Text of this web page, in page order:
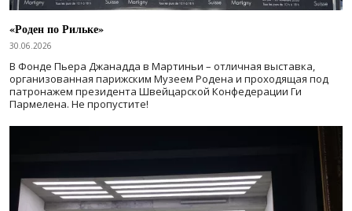
«Роден по Рильке»
30.06.2026
В Фонде Пьера Джанадда в Мартиньи – отличная выставка,
организованная парижским Музеем Родена и проходящая под
патронажем президента Швейцарской Конфедерации Ги
Пармелена. Не пропустите!